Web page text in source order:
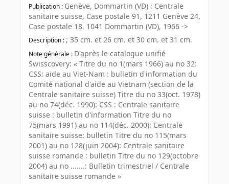
Publication : Genève, Dommartin (VD) : Centrale
sanitaire suisse, Case postale 91, 1211 Genève 24,
Case postale 18, 1041 Dommartin (VD), 1966 ->
Description :; 35 cm. et 26 cm. et 30 cm. et 31 cm.
Note générale : D'après le catalogue unifié
Swisscovery: « Titre du no 1(mars 1966) au no 32:
CSS: aide au Viet-Nam : bulletin d'information du
Comité national d'aide au Vietnam (section de la
Centrale sanitaire suisse) Titre du no 33(oct. 1978)
au no 74(déc. 1990): CSS : Centrale sanitaire
suisse : bulletin d'information Titre du no
75(mars 1991) au no 114(déc. 2000): Centrale
sanitaire suisse: bulletin Titre du no 115(mars
2001) au no 128(juin 2004): Centrale sanitaire
suisse romande : bulletin Titre du no 129(octobre
2004) au no .......: Bulletin trimestriel / Centrale
sanitaire suisse romande »